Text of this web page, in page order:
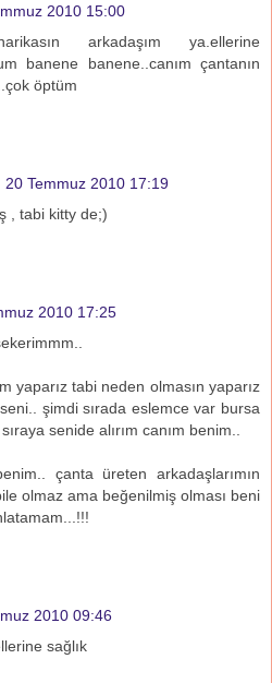
2010 15:00
arkadaşım ya.ellerine
banene banene..canım çantanın
öptüm
20 Temmuz 2010 17:19
, tabi kitty de;)
2010 17:25
yaparız tabi neden olmasın yaparız
şimdi sırada eslemce var bursa
senide alırım canım benim..
çanta üreten arkadaşlarımın
olmaz ama beğenilmiş olması beni
2010 09:46
sağlık